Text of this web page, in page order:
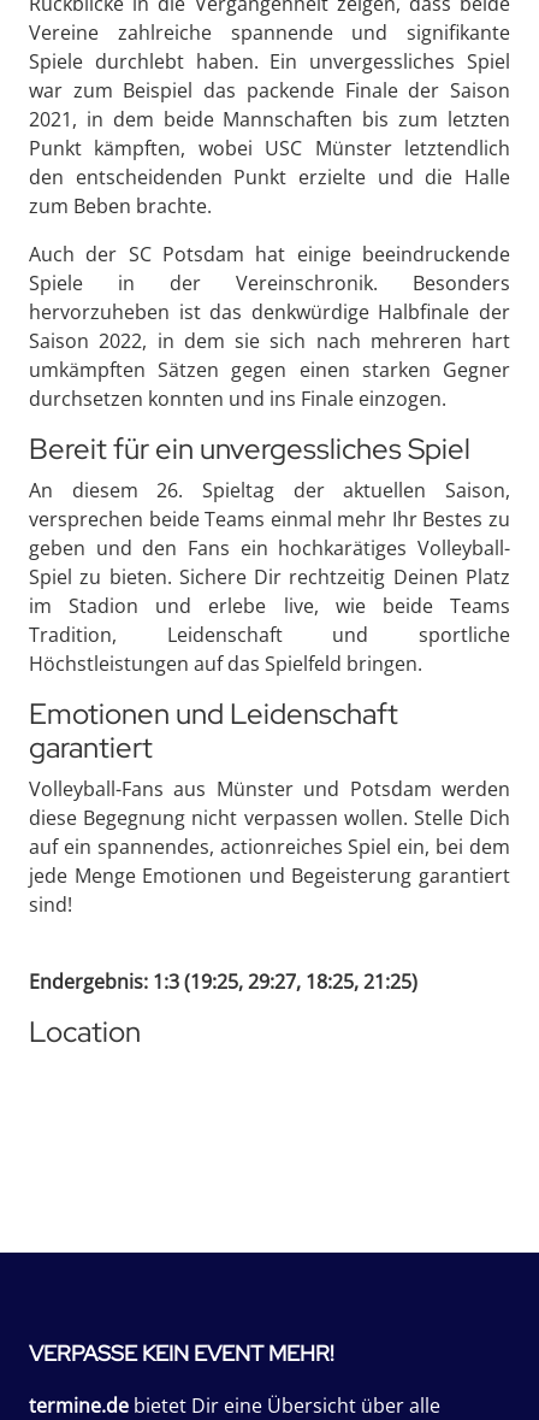
Vereine zahlreiche spannende und signifikante
Spiele durchlebt haben. Ein unvergessliches Spiel
war zum Beispiel das packende Finale der Saison
2021, in dem beide Mannschaften bis zum letzten
Punkt kämpften, wobei USC Münster letztendlich
den entscheidenden Punkt erzielte und die Halle
zum Beben brachte.
Auch der SC Potsdam hat einige beeindruckende
Spiele in der Vereinschronik. Besonders
hervorzuheben ist das denkwürdige Halbfinale der
Saison 2022, in dem sie sich nach mehreren hart
umkämpften Sätzen gegen einen starken Gegner
durchsetzen konnten und ins Finale einzogen.
Bereit für ein unvergessliches Spiel
An diesem 26. Spieltag der aktuellen Saison,
versprechen beide Teams einmal mehr Ihr Bestes zu
geben und den Fans ein hochkarätiges Volleyball-
Spiel zu bieten. Sichere Dir rechtzeitig Deinen Platz
im Stadion und erlebe live, wie beide Teams
Tradition, Leidenschaft und sportliche
Höchstleistungen auf das Spielfeld bringen.
Emotionen und Leidenschaft
garantiert
Volleyball-Fans aus Münster und Potsdam werden
diese Begegnung nicht verpassen wollen. Stelle Dich
auf ein spannendes, actionreiches Spiel ein, bei dem
jede Menge Emotionen und Begeisterung garantiert
sind!
Endergebnis: 1:3 (19:25, 29:27, 18:25, 21:25)
Location
VERPASSE KEIN EVENT MEHR!
termine.de bietet Dir eine Übersicht über alle